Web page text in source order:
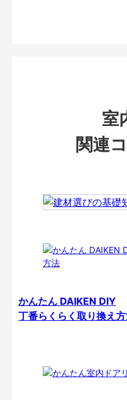
室
関連
かんたん DAIKEN DIY
丁番らくらく取り換え